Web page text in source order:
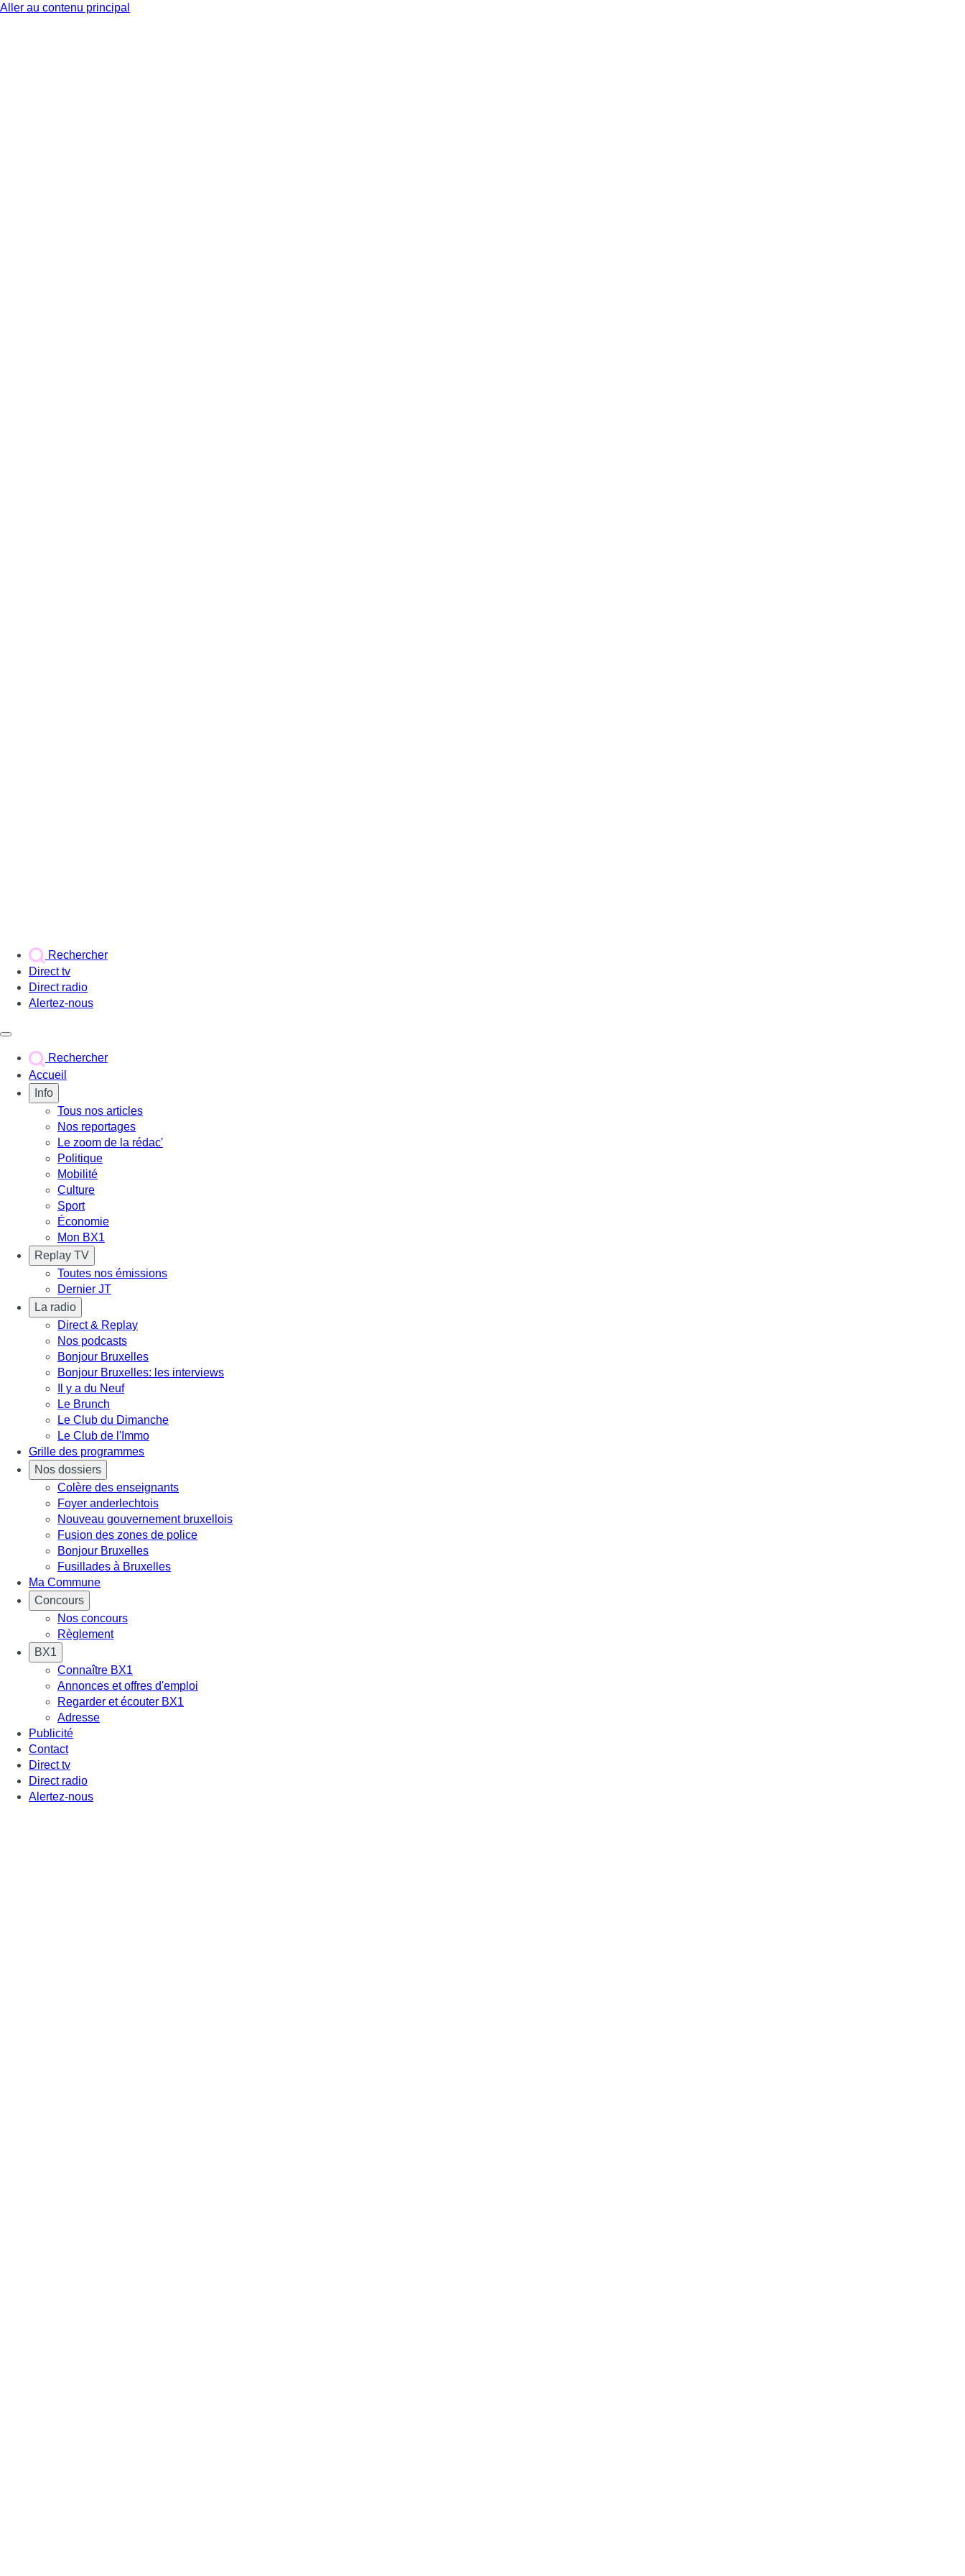
Aller au contenu principal
Rechercher
Direct tv
Direct radio
Alertez-nous
Rechercher
Accueil
Info
Tous nos articles
Nos reportages
Le zoom de la rédac'
Politique
Mobilité
Culture
Sport
Économie
Mon BX1
Replay TV
Toutes nos émissions
Dernier JT
La radio
Direct & Replay
Nos podcasts
Bonjour Bruxelles
Bonjour Bruxelles: les interviews
Il y a du Neuf
Le Brunch
Le Club du Dimanche
Le Club de l'Immo
Grille des programmes
Nos dossiers
Colère des enseignants
Foyer anderlechtois
Nouveau gouvernement bruxellois
Fusion des zones de police
Bonjour Bruxelles
Fusillades à Bruxelles
Ma Commune
Concours
Nos concours
Règlement
BX1
Connaître BX1
Annonces et offres d'emploi
Regarder et écouter BX1
Adresse
Publicité
Contact
Direct tv
Direct radio
Alertez-nous